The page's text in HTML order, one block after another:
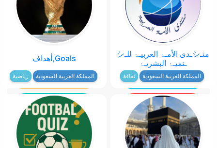
منـシـدى الأمـۂ العربيـۂ للـシ
ـنميـۂ البشريـۂ
المملكة العربية السعودية ثقافة
Goals,أهداف
المملكة العربية السعودية رياضية